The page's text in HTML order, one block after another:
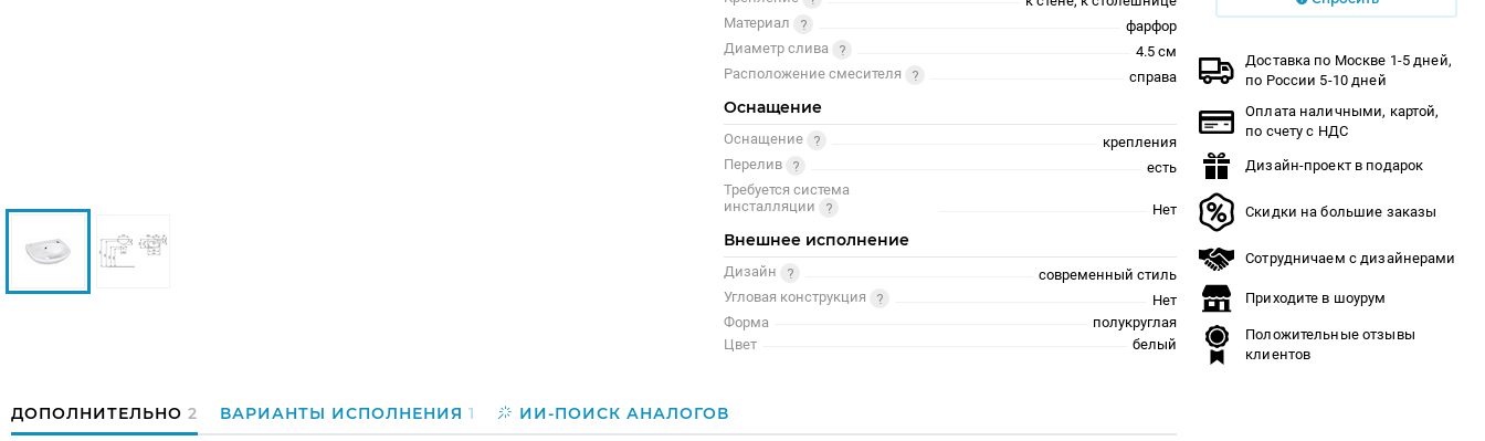
Материал
фарфор
Диаметр слива
4.5 см
Расположение смесителя
справа
Оснащение
Оснащение
крепления
Перелив
есть
Требуется система
инсталляции
Нет
Внешнее исполнение
Дизайн
современный стиль
Угловая конструкция
Нет
Форма
полукруглая
Цвет
белый
ДОПОЛНИТЕЛЬНО 2 ВАРИАНТЫ ИСПОЛНЕНИЯ 1 ИИ-ПОИСК АНАЛОГОВ
Доставка по Москве 1-5 дней,
по России 5-10 дней
Оплата наличными, картой,
по счету с НДС
Дизайн-проект в подарок
Скидки на большие заказы
Сотрудничаем с дизайнерами
Приходите в шоурум
Положительные отзывы
клиентов